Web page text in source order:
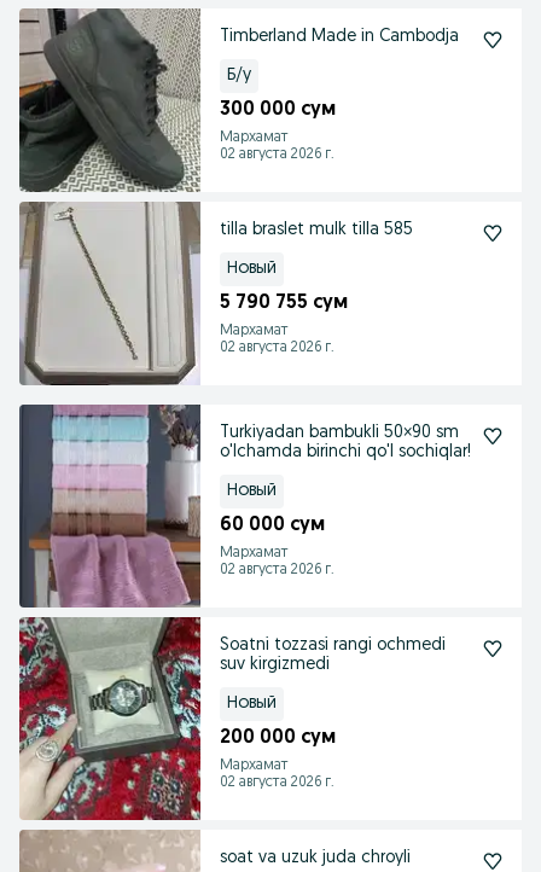
Timberland Made in Cambodja
Б/у
300 000 сум
Мархамат
02 августа 2026 г.
tilla braslet mulk tilla 585
Новый
5 790 755 сум
Мархамат
02 августа 2026 г.
Turkiyadan bambukli 50×90 sm
o'lchamda birinchi qo'l sochiqlar!
Новый
60 000 сум
Мархамат
02 августа 2026 г.
Soatni tozzasi rangi ochmedi
suv kirgizmedi
Новый
200 000 сум
Мархамат
02 августа 2026 г.
soat va uzuk juda chroyli